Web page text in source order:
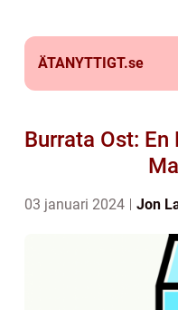
ÄTANYTTIGT.se
Burrata Ost:
03 januari 2024 Jon